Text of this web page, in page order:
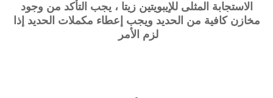
الاستجابة المثلى للإيبويتين زيتا ، يجب التأكد من وجود
مخازن كافية من الحديد ويجب إعطاء مكملات الحديد إذا
لزم الأمر